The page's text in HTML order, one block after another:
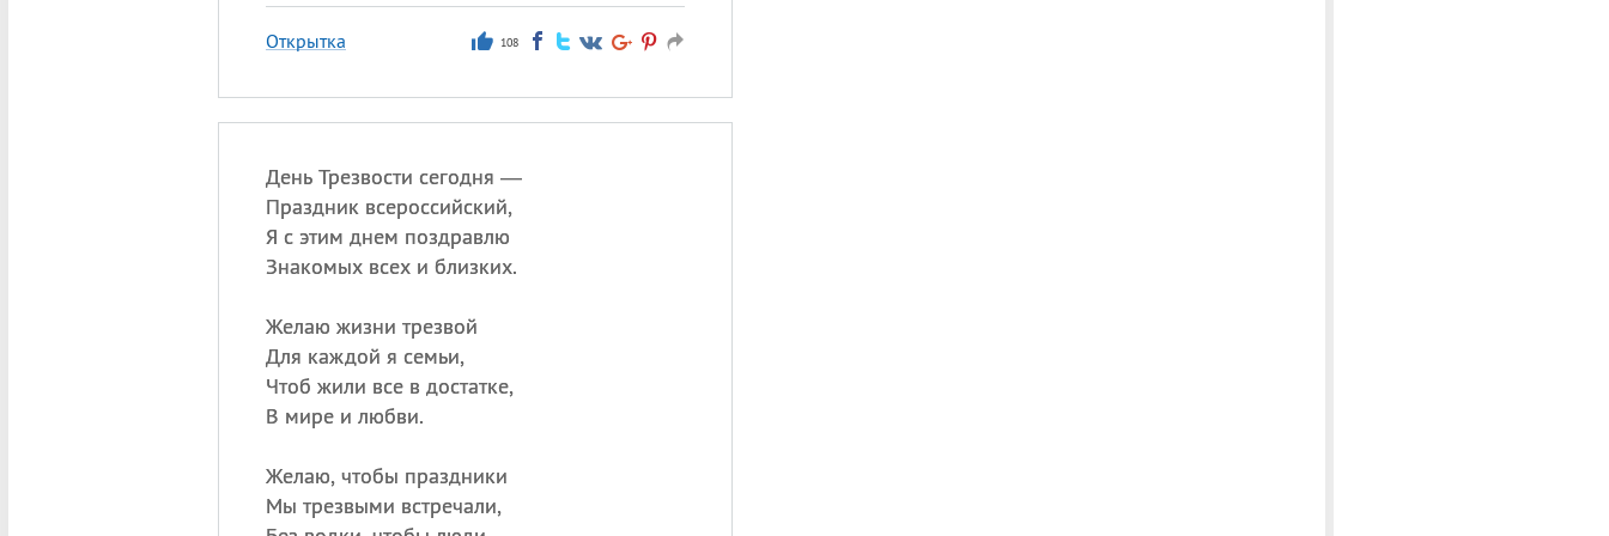
Открытка 108
День Трезвости сегодня —
Праздник всероссийский,
Я с этим днем поздравлю
Знакомых всех и близких.
Желаю жизни трезвой
Для каждой я семьи,
Чтоб жили все в достатке,
В мире и любви.
Желаю, чтобы праздники
Мы трезвыми встречали,